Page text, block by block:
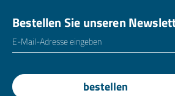
Bestellen Sie unseren
E-Mailadresse
bestellen